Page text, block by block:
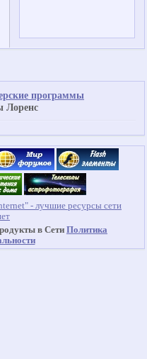
программы
Лоренс
- лучшие ресурсы сети
в Сети Политика